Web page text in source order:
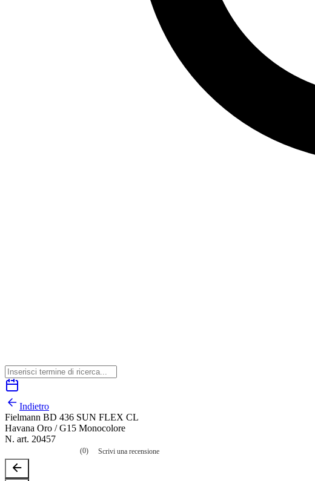
Indietro
Fielmann BD 436 SUN FLEX CL
Havana Oro / G15 Monocolore
N. art. 20457
valutazione
(0) Scrivi una recensione